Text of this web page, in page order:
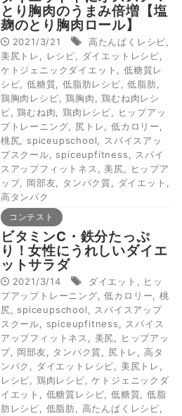
とり胸肉のうまみ倍増【塩
麹のとり胸肉ロール】
2021/3/21 高たんぱくレシピ
美尻トレ
レシピ ダイエットレシピ
ケトジェニックダイエット
低糖質レ
シピ
低糖質 低脂肪レシピ ,低脂肪
鶏胸肉レシピ ,鶏胸肉 ,鶏むね肉レシ
ピ ,鶏むね肉 鶏肉レシピ
ヒップアッ
プトレーニング
尻トレ 低カロリー
桃尻
spiceupschool
スパイスアッ
プスクール
spiceupfitness
スパイ
スアップフィットネス
美尻
ヒップア
ップ, 岡部友 タンパク質 ダイエット
高タンパク
コンテスト
ビタミンC・鉄分たっぷ
り！女性にうれしいダイエ
ットサラダ
2021/3/14 ダイエット
ヒッ
プアップトレーニング ,低カロリー
桃
尻
spiceupschool
スパイスアップ
スクール
spiceupfitness
スパイス
アップフィットネス
美尻
ヒップアッ
プ, 岡部友 タンパク質 尻トレ
高タ
ンパク
ダイエットレシピ 美尻トレ
レシピ
鶏肉レシピ ,ケトジェニックダ
イエット
低糖質レシピ 低糖質
低脂
肪レシピ
低脂肪 高たんぱくレシピ